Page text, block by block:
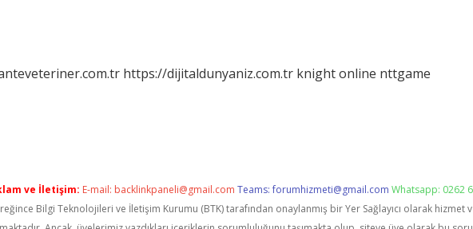
https://dijitaldunyaniz.com.tr knight online nttgame
ve İletişim: E-mail: backlinkpaneli@gmail.com Teams:forumhizmeti@gmail.com Whatsapp: 0262
Bilgi Teknolojileri ve İletişim Kurumu (BTK) tarafından onaylanmış bir Yer Sağlayıcı olarak